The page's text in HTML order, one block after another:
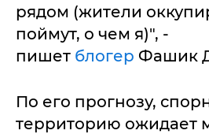
рядом (жители
поймут, о чем я)", -
пишет блогер Фашик
По его прогнозу,
территорию ожидает